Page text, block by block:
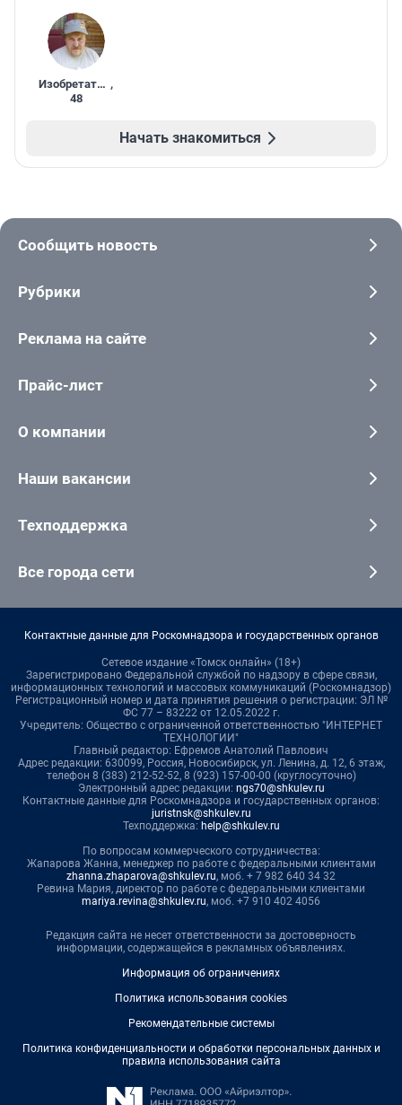
Изобретатель ,
48
Начать знакомиться
Сообщить новость
Рубрики
Реклама на сайте
Прайс-лист
О компании
Наши вакансии
Техподдержка
Все города сети
Контактные данные для Роскомнадзора и государственных органов
Сетевое издание «Томск онлайн» (18+)
Зарегистрировано Федеральной службой по надзору в сфере связи,
информационных технологий и массовых коммуникаций (Роскомнадзор)
Регистрационный номер и дата принятия решения о регистрации: ЭЛ №
ФС 77 – 83222 от 12.05.2022 г.
Учредитель: Общество с ограниченной ответственностью "ИНТЕРНЕТ
ТЕХНОЛОГИИ"
Главный редактор: Ефремов Анатолий Павлович
Адрес редакции: 630099, Россия, Новосибирск, ул. Ленина, д. 12, 6 этаж,
телефон 8 (383) 212-52-52, 8 (923) 157-00-00 (круглосуточно)
Электронный адрес редакции: ngs70@shkulev.ru
Контактные данные для Роскомнадзора и государственных органов:
juristnsk@shkulev.ru
Техподдержка: help@shkulev.ru
По вопросам коммерческого сотрудничества:
Жапарова Жанна, менеджер по работе с федеральными клиентами
zhanna.zhaparova@shkulev.ru, моб. + 7 982 640 34 32
Ревина Мария, директор по работе с федеральными клиентами
mariya.revina@shkulev.ru, моб. +7 910 402 4056
Редакция сайта не несет ответственности за достоверность
информации, содержащейся в рекламных объявлениях.
Информация об ограничениях
Политика использования cookies
Рекомендательные системы
Политика конфиденциальности и обработки персональных данных и
правила использования сайта